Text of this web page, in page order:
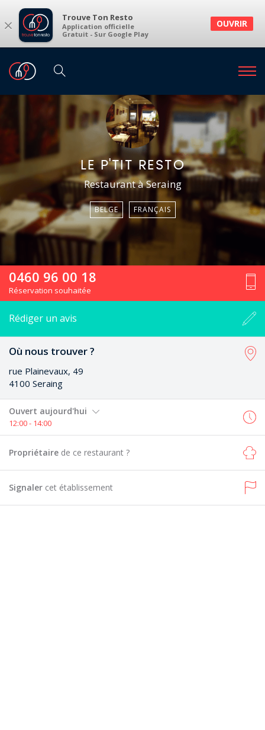
× Trouve Ton Resto
Application officielle
Gratuit - Sur Google Play
OUVRIR
LE P'TIT RESTO
Restaurant à Seraing
BELGE FRANÇAIS
0460 96 00 18
Réservation souhaitée
Rédiger un avis
Où nous trouver ?
rue Plainevaux, 49
4100 Seraing
Ouvert aujourd'hui
12:00 - 14:00
Propriétaire de ce restaurant ?
Signaler cet établissement